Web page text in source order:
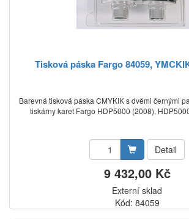
Tisková páska Fargo 84059,
Barevná tisková páska CMYKIK s dvěmi černými
tiskárny karet Fargo HDP5000 (2008),
Detail
9 432,00 Kč
Externí sklad
Kód: 84059